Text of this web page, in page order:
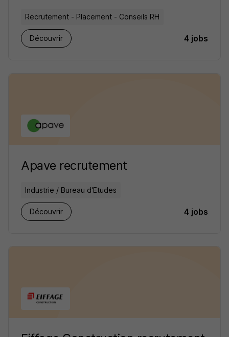
Recrutement - Placement - Conseils RH
Découvrir 4 jobs
Apave recrutement
Industrie / Bureau d'Etudes
Découvrir 4 jobs